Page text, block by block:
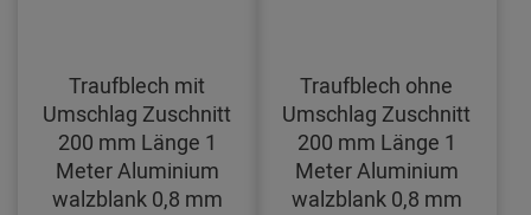
Traufblech mit
Umschlag Zuschnitt
200 mm Länge 1
Meter Aluminium
walzblank 0,8 mm
Traufblech ohne
Umschlag Zuschnitt
200 mm Länge 1
Meter Aluminium
walzblank 0,8 mm